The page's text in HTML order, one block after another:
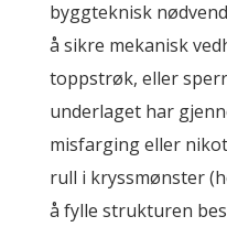
byggteknisk
å sikre mekanisk
toppstrøk, eller
underlaget har
misfarging eller
rull i kryssmønster
å fylle strukturen